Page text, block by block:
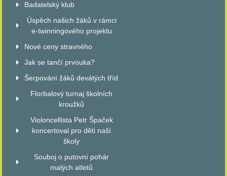
Badatelský klub
Úspěch našich žáků v rámci
e-twinningového projektu
Nové ceny stravného
Jak se tančí prvouka?
Šerpování žáků devátých tříd
Florbalový turnaj školních
kroužků
Violoncellista Petr Špaček
koncertoval pro děti naší
školy
Souboj o putovní pohár
malých atletů